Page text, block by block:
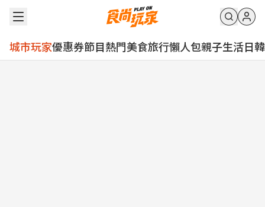
城市玩家優惠券節目熱門美食旅行懶人包親子生活日韓